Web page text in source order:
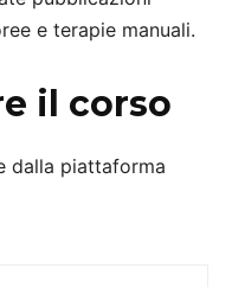
e terapie manuali.
il corso
dalla piattaforma